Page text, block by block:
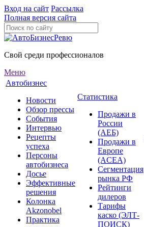
Вход на сайт Рассылка
Полная версия сайта
Свой среди профессионалов
Меню
Автобизнес
Новости
Обзор прессы
События
Интервью
Рецепты
успеха
Персоны
автобизнеса
Досье
Эффективные
решения
Колонка
Akzonobel
Практика
Статистика
Продажи в
России
(АЕБ)
Продажи в
Европе
(ACEA)
Сегментация
рынка РФ
Рейтинги
дилеров
Тарифы
каско (ЭЛТ-
ПОИСК)